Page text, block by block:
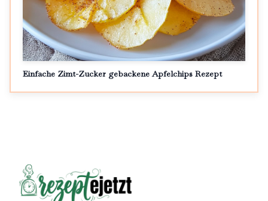
Einfache Zimt-Zucker gebackene Apfelchips Rezept